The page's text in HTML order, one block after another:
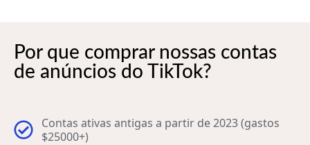
Por que comprar nossas contas
de anúncios do TikTok?
Contas ativas antigas a partir de 2023 (gastos
$25000+)